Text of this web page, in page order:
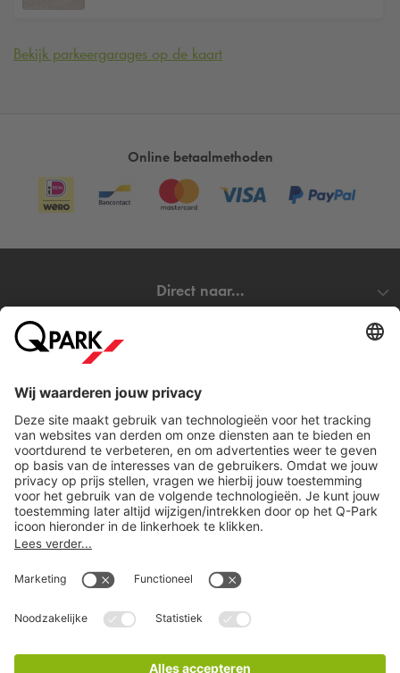
Bekijk parkeergarages op de kaart
Online betaalmethoden
Direct naar...
Download
Copyright
Privacy statement